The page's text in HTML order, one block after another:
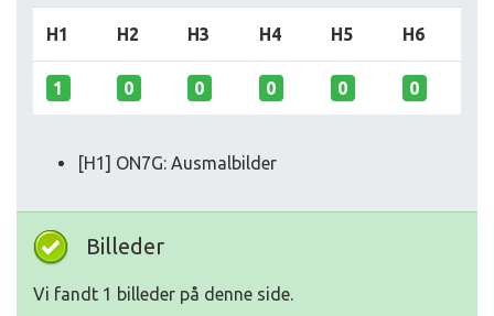
H1 H2 H3 H4 H5 H6
1 0 0 0 0 0
[H1] ON7G: Ausmalbilder
Billeder
Vi fandt 1 billeder på denne side.